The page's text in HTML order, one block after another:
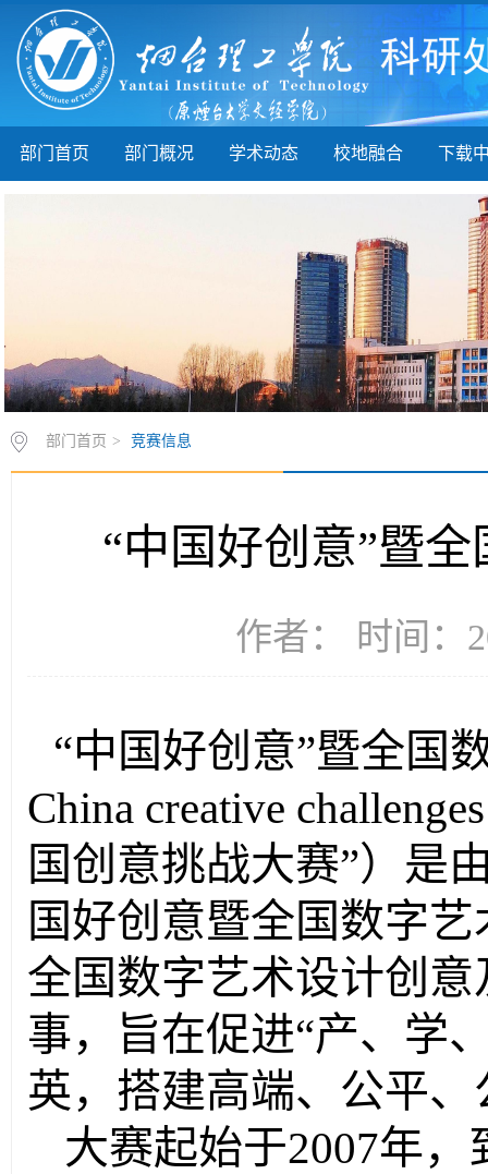
部门首页 部门概况 学术动态 校地融合 下载
部门首页 > 竞赛信息
“中​国好创意”暨
作者： 时间：
“中国好创意”暨全国
China creative
国创意挑战大赛”）是
国好创意暨全国数字
全国数字艺术设计创
事，旨在促进“产、学
英，搭建高端、公平
大赛起始于2007年